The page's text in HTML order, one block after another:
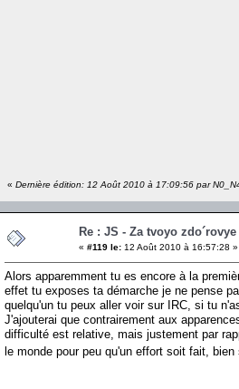
« Dernière édition: 12 Août 2010 à 17:09:56 par
Re : JS - Za tvoyo zdo´rovye
« #119 le: 12 Août 2010 à 16:57:28 »
Alors apparemment tu es encore à la
effet tu exposes ta démarche je ne pense
quelqu'un tu peux aller voir sur IRC, si tu
J'ajouterai que contrairement aux
difficulté est relative, mais justement par
le monde pour peu qu'un effort soit fait,